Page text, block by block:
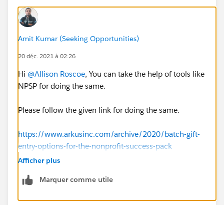
Amit Kumar (Seeking Opportunities)
20 déc. 2021 à 02:26
Hi @Allison Roscoe, You can take the help of tools like
NPSP for doing the same.
Please follow the given link for doing the same.
https://www.arkusinc.com/archive/2020/batch-gift-
entry-options-for-the-nonprofit-success-pack
Afficher plus
Marquer comme utile